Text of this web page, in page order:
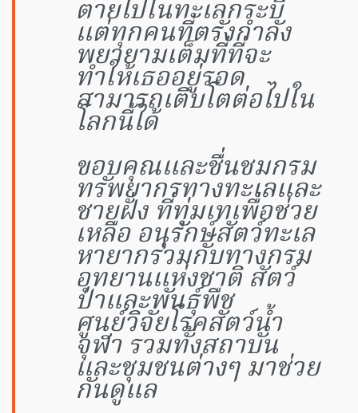
ตายไปในทะเลกระบี่
แต่ทุกคนที่ตรังกำลัง
พยายามเต็มที่ที่จะ
ทำให้เธออยู่รอด
สามารถเติบโตต่อไปใน
โลกนี้ได้
ขอบคุณและชื่นชมกรม
ทรัพยากรทางทะเลและ
ชายฝั่ง ที่ทุ่มเทเพื่อช่วย
เหลือ อนุรักษ์สัตว์ทะเล
หายากร่วมกับทางกรม
อุทยานแห่งชาติ สัตว์
ป่าและพันธุ์พืช
ศูนย์วิจัยโรคสัตว์น้ำ
จุฬา รวมทั้งสถาบัน
และชุมชนต่างๆ มาช่วย
กันดูแล